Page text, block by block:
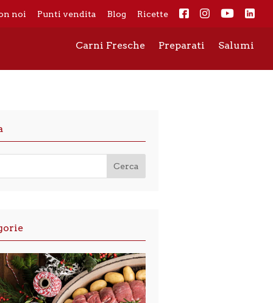
Carni Fresche Preparati Salumi
noi Punti vendita Blog Ricette